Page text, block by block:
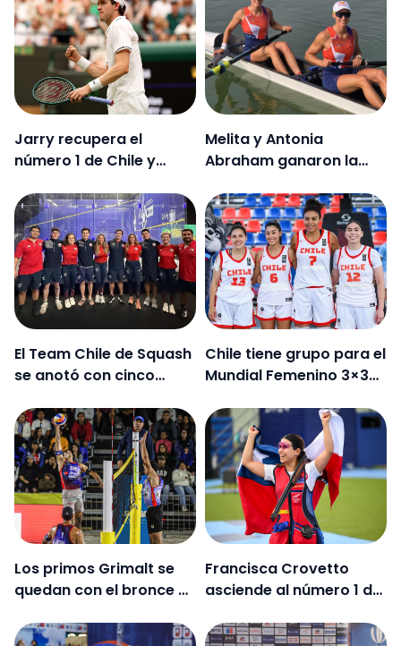
decimotercer Mundial
de Natación
Jarry recupera el
número 1 de Chile y
Melita y Antonia
Abraham ganaron la
Mundo de Lucerna
El Team Chile de Squash
se anotó con cinco
Sudamericano
Chile tiene grupo para el
Mundial Femenino 3×3
Los primos Grimalt se
quedan con el bronce en
Sudamericano
Francisca Crovetto
asciende al número 1 del
skeet